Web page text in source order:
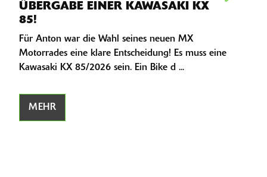
ÜBERGABE EINER KAWASAKI KX
85!
Für Anton war die Wahl seines neuen MX
Motorrades eine klare Entscheidung! Es muss eine
Kawasaki KX 85/2026 sein. Ein Bike d ...
MEHR